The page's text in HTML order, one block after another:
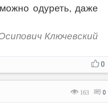
можно одуреть, даже
Ключевский
0
163 0